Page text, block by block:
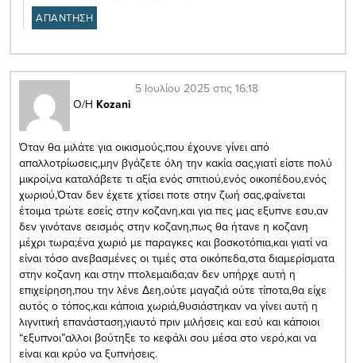
ΑΠΑΝΤΗΣΗ
Ο/Η Kozani
5 Ιουλίου 2025 στις 16:18
Όταν θα μιλάτε για οικισμούς,που έχουνε γίνει από
απαλλοτρίωσεις,μην βγάζετε όλη την κακία σας,γιατί είστε πολύ
μικροί,να καταλάβετε τι αξία ενός σπιτιού,ενός οικοπέδου,ενός
χωριού,Όταν δεν έχετε χτίσει ποτε στην ζωή σας,φαίνεται
έτοιμα τρώτε εσείς στην κοζανη,και για πες μας εξυπνε εσυ,αν
δεν γινότανε σεισμός στην κοζανη,πως θα ήτανε η κοζανη
μέχρι τωρα;ένα χωριό με παραγκες και βοσκοτόπια,και γιατί να
είναι τόσο ανεβασμένες οι τιμές στα οικόπεδα,στα διαμερίσματα
στην κοζανη και στην πτολεμαιδα;αν δεν υπήρχε αυτή η
επιχείρηση,που την λένε Δεη,ούτε μαγαζιά ούτε τίποτα,θα είχε
αυτός ο τόπος,και κάποια χωριά,θυσιάστηκαν να γίνει αυτή η
λιγνιτική επανάσταση,γιαυτό πριν μιλήσεις και εσύ και κάποιοι
“εξυπνοι”αλλοι βούτηξε το κεφάλι σου μέσα στο νερό,και να
είναι και κρύο να ξυπνήσεις.